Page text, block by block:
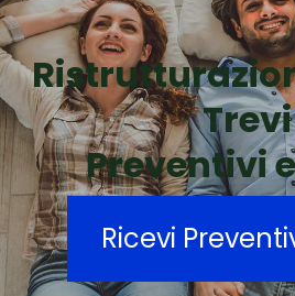
Trevi
Preventivi
Ricevi